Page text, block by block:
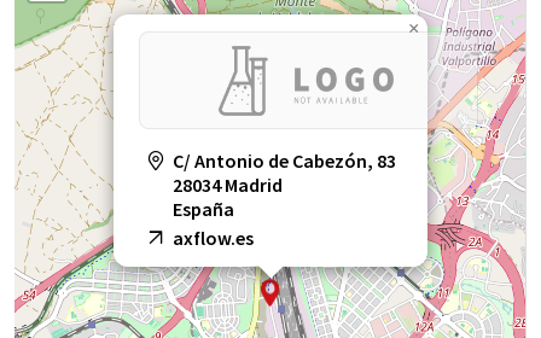
C/ Antonio de Cabezón, 83
28034 Madrid
España
axflow.es
×